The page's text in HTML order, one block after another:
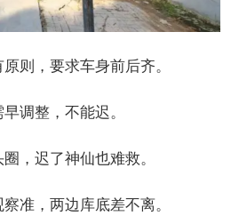
，要求车身前后齐。
整，不能迟。
迟了神仙也难救。
，两边库底差不离。